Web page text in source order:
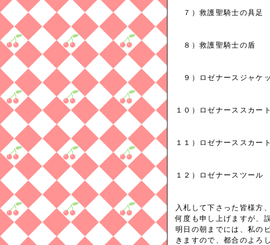
７）救護聖騎士
８）救護聖騎
９）ロゼナー
１０）ロゼナー
１１）ロゼナー
１２）ロゼナー
入札して下さった皆様方
何度も申し上げますが、
明日の朝までには、私の
きますので、都合のよろ